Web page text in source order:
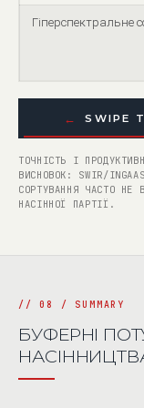
Гіперспектральне
← SWIPE
ТОЧНІСТЬ І
ВИСНОВОК: SWIR/
СОРТУВАННЯ ЧАСТО НЕ
НАСІННОЇ ПАРТІЇ.
БУФЕРНІ